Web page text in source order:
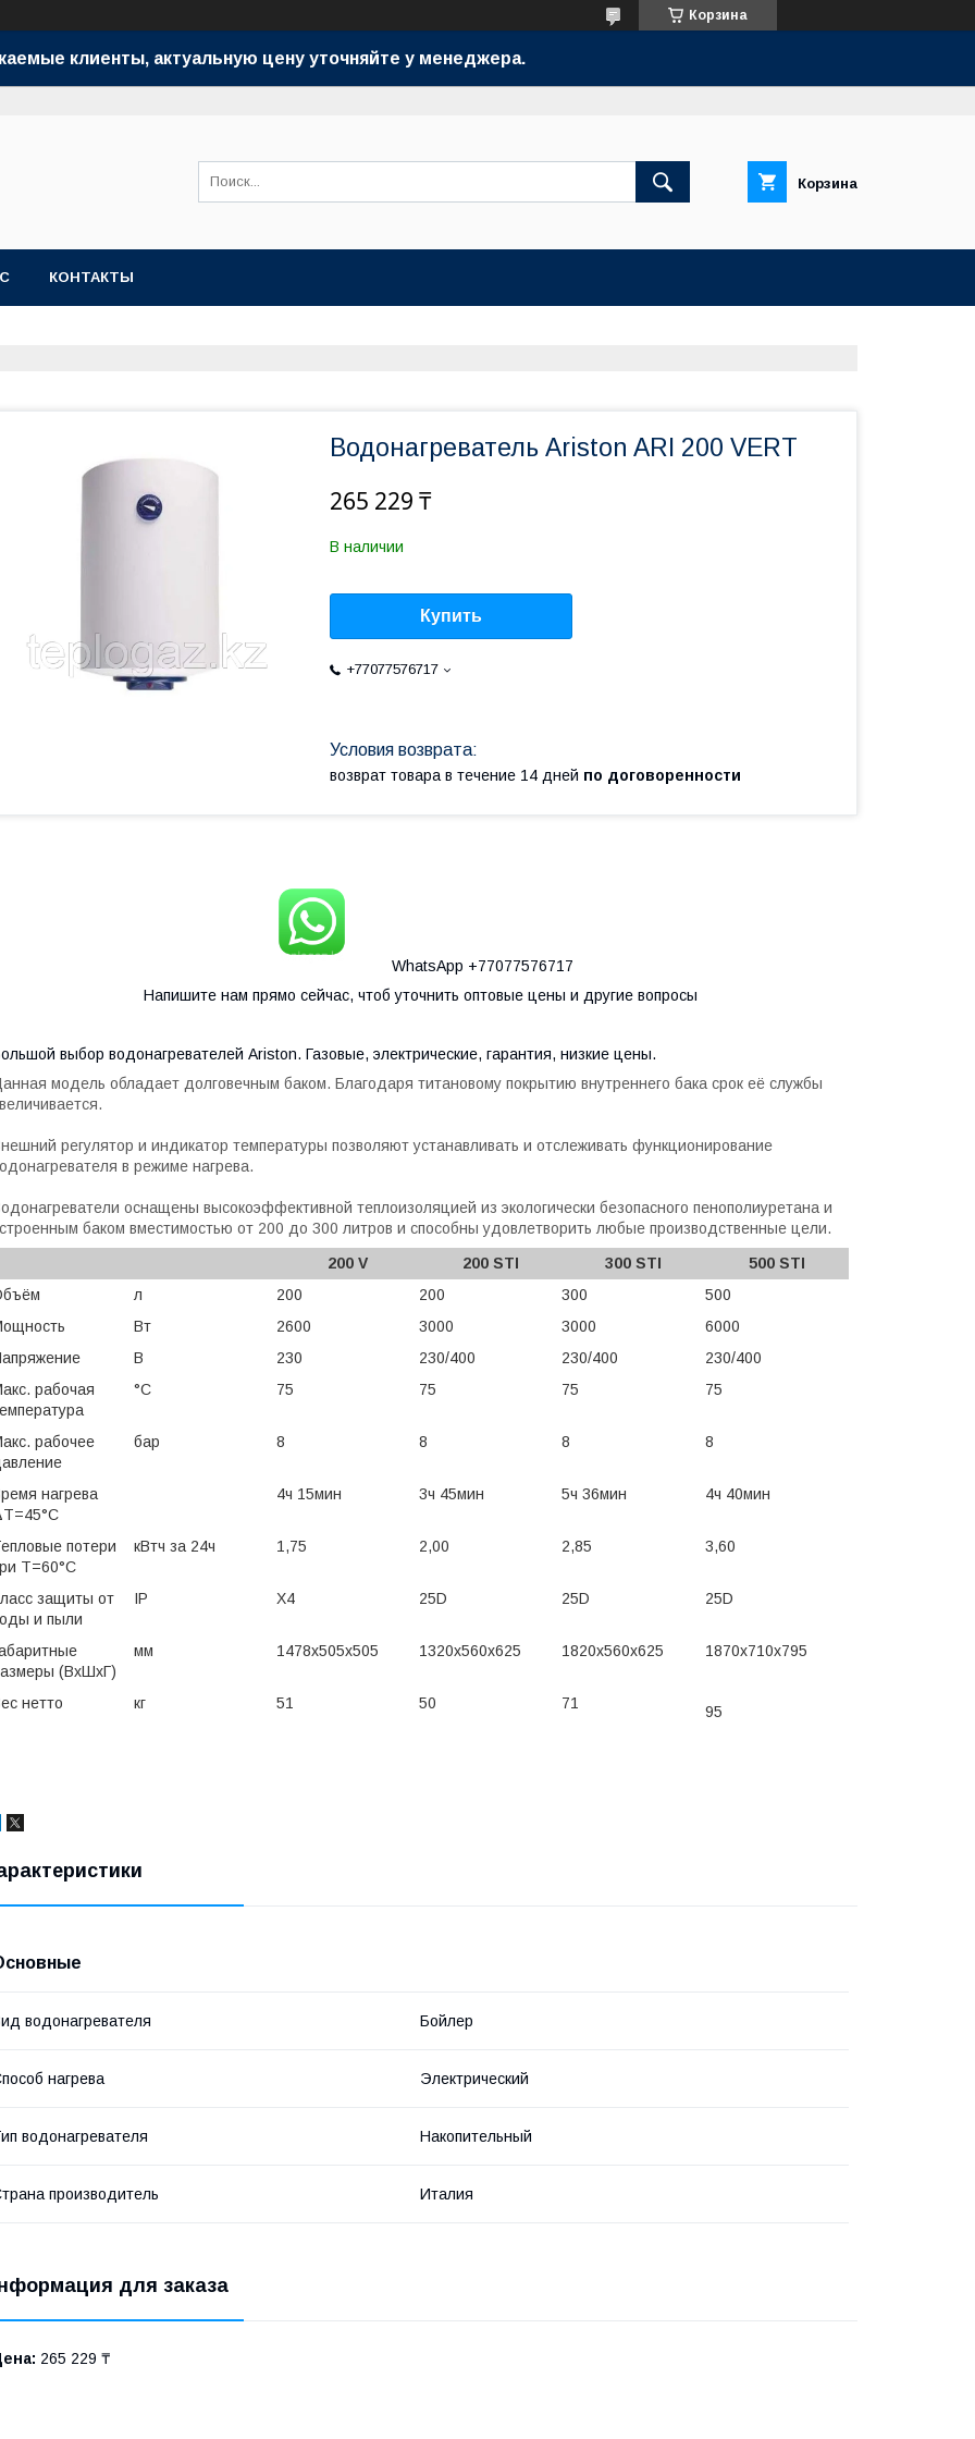
Корзина
клиенты, актуальную цену уточняйте у менеджера.
Корзина
КОНТАКТЫ
Водонагреватель Ariston ARI 200 VERT
265 229 ₸
В наличии
Купить
+77077576717
возврат товара в течение 14 дней по договоренности
WhatsApp +77077576717
Напишите нам прямо сейчас, чтоб уточнить оптовые цены и другие вопросы
выбор водонагревателей Ariston. Газовые, электрические, гарантия, низкие цены.
модель обладает долговечным баком. Благодаря титановому покрытию внутреннего бака срок её службы
регулятор и индикатор температуры позволяют устанавливать и отслеживать функционирование
в режиме нагрева.
оснащены высокоэффективной теплоизоляцией из экологически безопасного пенополиуретана и
баком вместимостью от 200 до 300 литров и способны удовлетворить любые производственные цели.
200 V
200 STI 300 STI
500 STI
л 200 200 300
500
Вт 2600 3000 3000
6000
В 230 230/400 230/400
230/400
рабочая
°С 75 75 75 75
рабочее
бар 8 8 8 8
нагрева
4ч 15мин 3ч 45мин 5ч 36мин 4ч 40мин
потери
Т=60°C
кВтч за 24ч 1,75 2,00 2,85 3,60
защиты от
и пыли
IP X4 25D 25D 25D
(ВхШхГ)
мм 1478x505x505 1320x560x625 1820x560x625 1870x710x795
нетто кг 51 50 71 95
водонагревателя Бойлер
нагрева Электрический
водонагревателя Накопительный
производитель Италия
для заказа
265 229 ₸